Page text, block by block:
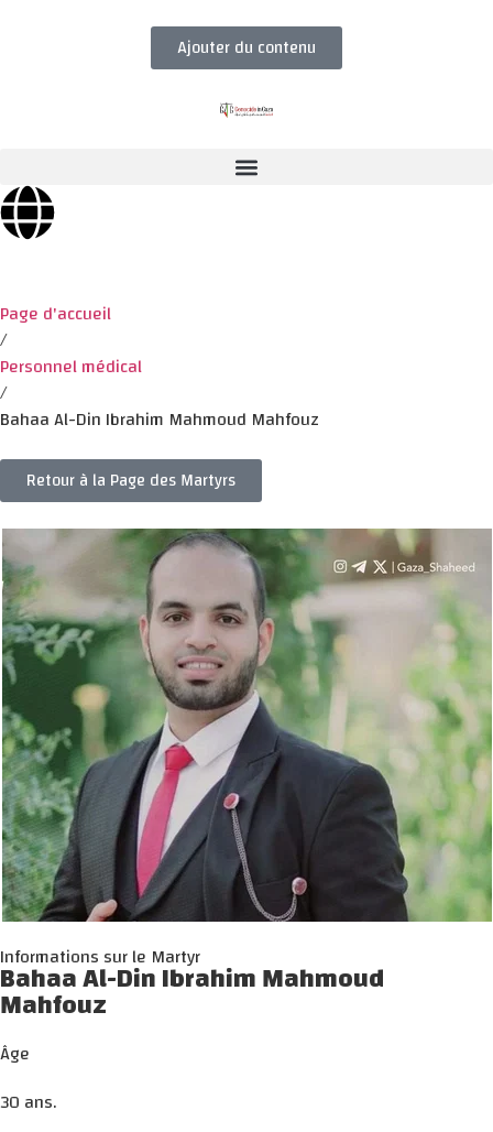
Ajouter du contenu
Page d'accueil
/
Personnel médical
/
Bahaa Al-Din Ibrahim Mahmoud Mahfouz
Retour à la Page des Martyrs
Informations sur le Martyr
Bahaa Al-Din Ibrahim Mahmoud
Mahfouz
Âge
30 ans.